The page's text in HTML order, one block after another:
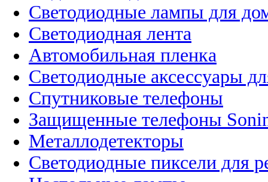
Светодиодные лампы для
Светодиодная лента
Автомобильная пленка
Светодиодные аксессуары
Спутниковые телефоны
Защищенные телефоны
Металлодетекторы
Светодиодные пиксели для